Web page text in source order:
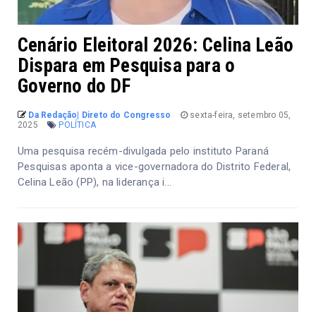
Cenário Eleitoral 2026: Celina Leão
Dispara em Pesquisa para o
Governo do DF
Da Redação| Direto do Congresso
sexta-feira, setembro 05,
2025
POLÍTICA
Uma pesquisa recém-divulgada pelo instituto Paraná
Pesquisas aponta a vice-governadora do Distrito Federal,
Celina Leão (PP), na liderança i...